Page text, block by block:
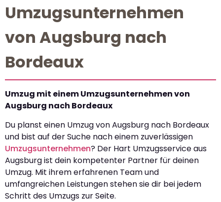
Umzugsunternehmen
von Augsburg nach
Bordeaux
Umzug mit einem Umzugsunternehmen von
Augsburg nach Bordeaux
Du planst einen Umzug von Augsburg nach Bordeaux
und bist auf der Suche nach einem zuverlässigen
Umzugsunternehmen? Der Hart Umzugsservice aus
Augsburg ist dein kompetenter Partner für deinen
Umzug. Mit ihrem erfahrenen Team und
umfangreichen Leistungen stehen sie dir bei jedem
Schritt des Umzugs zur Seite.